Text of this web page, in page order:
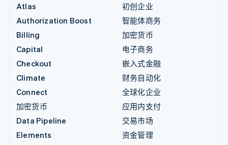
Atlas
Authorization Boost
Billing
Capital
Checkout
Climate
Connect
加密货币
Data Pipeline
Elements
初创企业
智能体商务
加密货币
电子商务
嵌入式金融
财务自动化
全球化企业
应用内支付
交易市场
资金管理